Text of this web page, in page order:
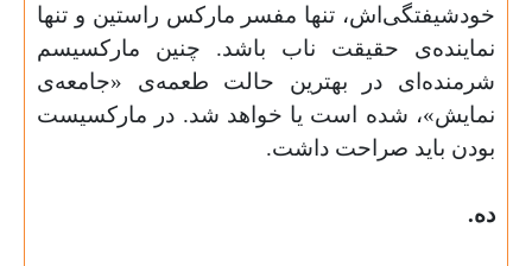
خودشیفتگی‌اش، تنها مفسر مارکس راستین و تنها
نماینده‌ی حقیقت ناب باشد. چنین مارکسیسم
شرمنده‌ای در بهترین حالت طعمه‌ی «جامعه‌ی
نمایش»، شده است یا خواهد شد. در مارکسیست
بودن باید صراحت داشت.
ده.